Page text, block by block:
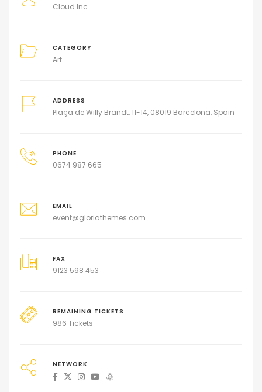
Cloud Inc.
CATEGORY
Art
ADDRESS
Plaça de Willy Brandt, 11-14, 08019 Barcelona, Spain
PHONE
0674 987 665
EMAIL
event@gloriathemes.com
FAX
9123 598 453
REMAINING TICKETS
986 Tickets
NETWORK